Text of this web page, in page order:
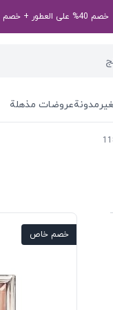
خصم 40% على العطور + خصم إضافي بقيمة 50 درهم إماراتي على طلبك الأول! رمز الخصم الخاص بك: first50aed
مدونةعروضات مذهلة
خصم خاص